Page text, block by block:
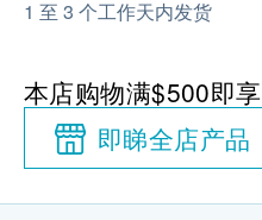
1 至 3 个工作天内发货
本店购物满$500即享
即睇全店产品